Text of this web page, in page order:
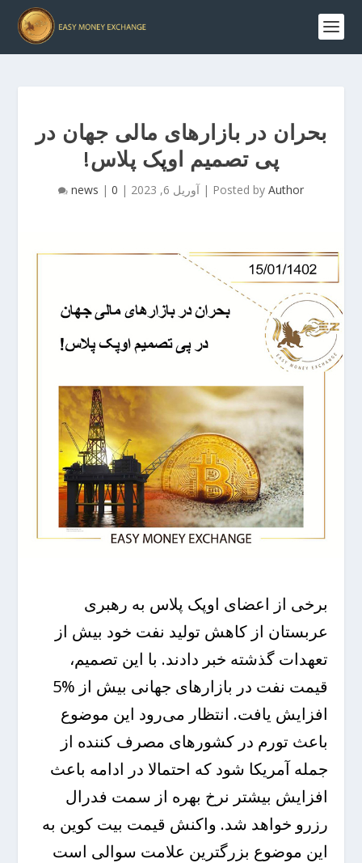
بحران در بازارهای مالی جهان در
پی تصمیم اوپک پلاس!
Posted by Author
|آوریل 6, 2023 |
news | 0
برخی از اعضای اوپک پلاس به رهبری
عربستان از کاهش تولید نفت خود بیش از
تعهدات گذشته خبر دادند. با این تصمیم،
قیمت نفت در بازارهای جهانی بیش از %5
افزایش یافت. انتظار می‌رود این موضوع
باعث تورم در کشورهای مصرف کننده از
جمله آمریکا شود که احتمالا در ادامه باعث
افزایش بیشتر نرخ بهره از سمت فدرال
رزرو خواهد شد. واکنش قیمت بیت کوین به
این موضوع بزرگترین علامت سوالی است